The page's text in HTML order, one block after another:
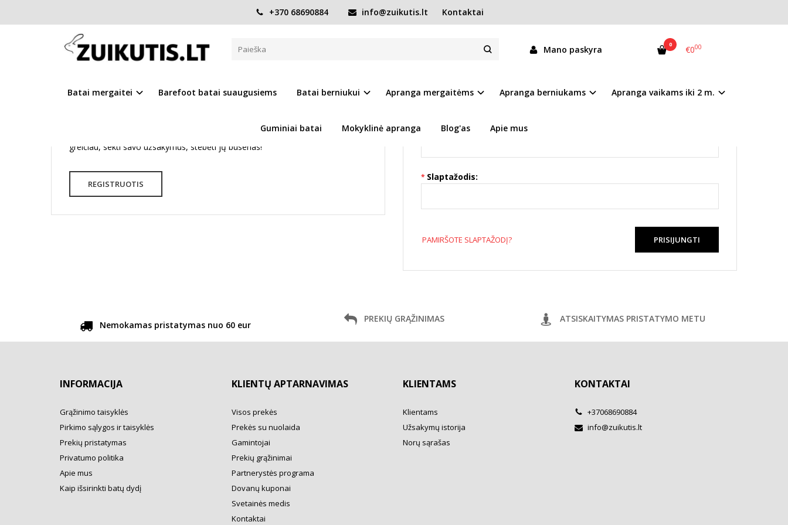
+370 68690884 info@zuikutis.lt Kontaktai
Mano paskyra 0 €000
Batai mergaitei Barefoot batai suaugusiems Batai berniukui Apranga mergaitėms Apranga berniukams Apranga vaikams iki 2 m.
Guminiai batai Mokyklinė apranga Blog'as Apie mus
KLIENTŲ PRISIJUNGIMAS
Pagrindinis Paskyra Klientų prisijungimas
Esamiems klientams
El. pašto adresas:
Slaptažodis:
PAMIRŠOTE SLAPTAŽODĮ?
Naujiems klientams
skirtus tik registruotiems klientams! Užsiregistravę jūs galėsite apsipirkti
greičiau, sekti savo užsakymus, stebėti jų būsenas!
REGISTRUOTIS
Nemokamas pristatymas nuo 60 eur
PREKIŲ GRĄŽINIMAS ATSISKAITYMAS PRISTATYMO METU
INFORMACIJA
Grąžinimo taisyklės
Pirkimo sąlygos ir taisyklės
Prekių pristatymas
Privatumo politika
Apie mus
Kaip išsirinkti batų dydį
KLIENTŲ APTARNAVIMAS
Visos prekės
Prekės su nuolaida
Gamintojai
Prekių grąžinimai
Partnerystės programa
Dovanų kuponai
Svetainės medis
Kontaktai
KLIENTAMS
Klientams
Užsakymų istorija
Norų sąrašas
KONTAKTAI
+37068690884
info@zuikutis.lt